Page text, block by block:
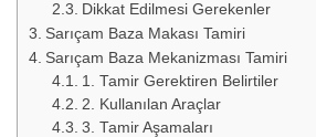
Dikkat Edilmesi Gerekenler
Sarıçam Baza Makası Tamiri
Sarıçam Baza Mekanizması Tamiri
1. Tamir Gerektiren Belirtiler
2. Kullanılan Araçlar
3. Tamir Aşamaları